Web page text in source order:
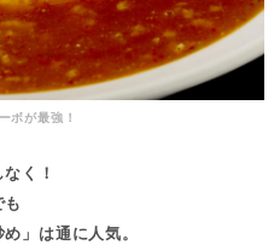
ボが最強！
く！
も
」は通に人気。